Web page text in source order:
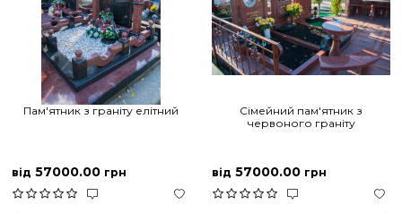
Пам'ятник з граніту елітний
від 57000.00 грн
Сімейний пам'ятник з
червоного граніту
від 57000.00 грн